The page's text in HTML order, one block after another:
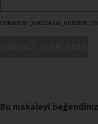
Bu makaleyi